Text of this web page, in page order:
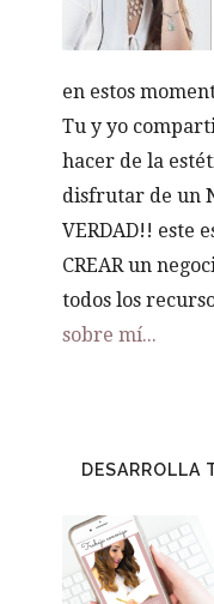
en estos
Tu y yo
hacer de la
disfrutar de un
VERDAD!! este
CREAR un
todos los
sobre mí...
DESARROLLA